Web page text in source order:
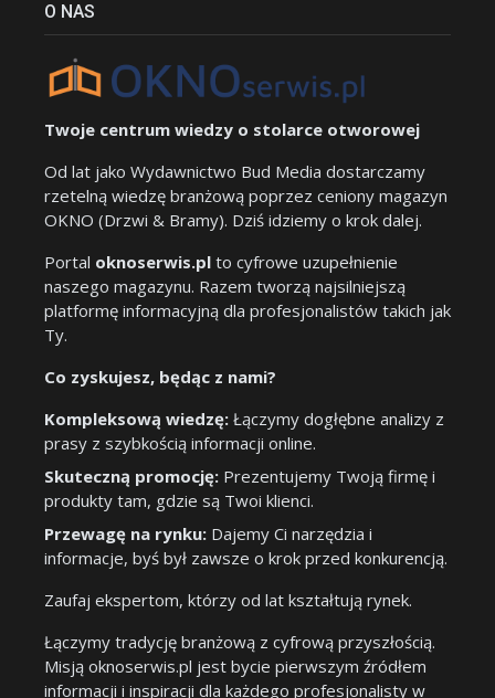
O NAS
Twoje centrum wiedzy o stolarce otworowej
Od lat jako Wydawnictwo Bud Media dostarczamy
rzetelną wiedzę branżową poprzez ceniony magazyn
OKNO (Drzwi & Bramy). Dziś idziemy o krok dalej.
Portal oknoserwis.pl to cyfrowe uzupełnienie
naszego magazynu. Razem tworzą najsilniejszą
platformę informacyjną dla profesjonalistów takich jak
Ty.
Co zyskujesz, będąc z nami?
Kompleksową wiedzę: Łączymy dogłębne analizy z
prasy z szybkością informacji online.
Skuteczną promocję: Prezentujemy Twoją firmę i
produkty tam, gdzie są Twoi klienci.
Przewagę na rynku: Dajemy Ci narzędzia i
informacje, byś był zawsze o krok przed konkurencją.
Zaufaj ekspertom, którzy od lat kształtują rynek.
Łączymy tradycję branżową z cyfrową przyszłością.
Misją oknoserwis.pl jest bycie pierwszym źródłem
informacji i inspiracji dla każdego profesjonalisty w